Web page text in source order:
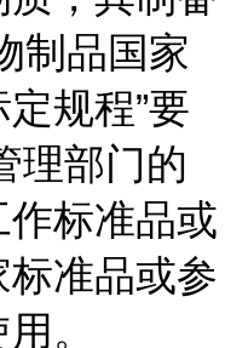
制品国家
规程”要
理部门的
标准品或
准品或参
。